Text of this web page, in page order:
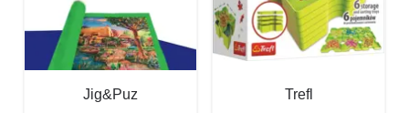
Jig&Puz
Trefl